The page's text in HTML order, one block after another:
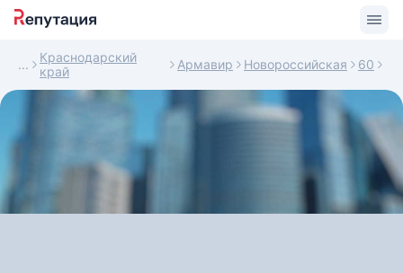
Краснодарский
край
Армавир Новороссийская 60